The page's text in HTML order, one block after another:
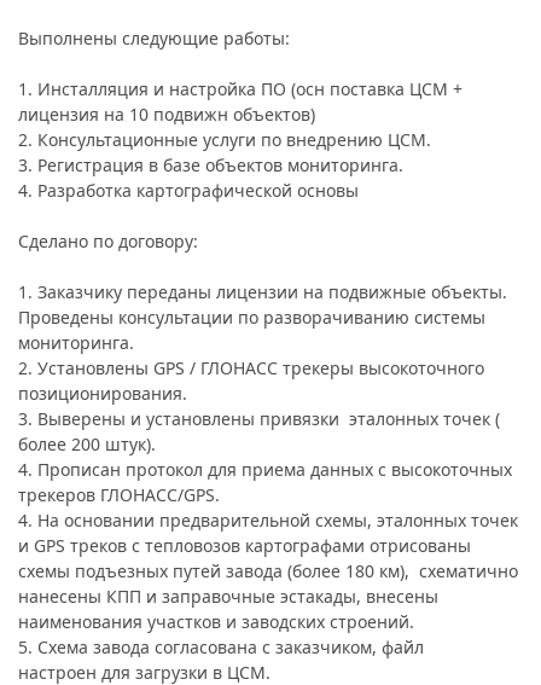
Выполнены следующие работы:
1. Инсталляция и настройка ПО (осн поставка ЦСМ +
лицензия на 10 подвижн объектов)
2. Консультационные услуги по внедрению ЦСМ.
3. Регистрация в базе объектов мониторинга.
4. Разработка картографической основы
Сделано по договору:
1. Заказчику переданы лицензии на подвижные объекты.
Проведены консультации по разворачиванию системы
мониторинга.
2. Установлены GPS / ГЛОНАСС трекеры высокоточного
позиционирования.
3. Выверены и установлены привязки эталонных точек (
более 200 штук).
4. Прописан протокол для приема данных с высокоточных
трекеров ГЛОНАСС/GPS.
4. На основании предварительной схемы, эталонных точек
и GPS треков с тепловозов картографами отрисованы
схемы подъезных путей завода (более 180 км), схематично
нанесены КПП и заправочные эстакады, внесены
наименования участков и заводских строений.
5. Схема завода согласована с заказчиком, файл
настроен для загрузки в ЦСМ.